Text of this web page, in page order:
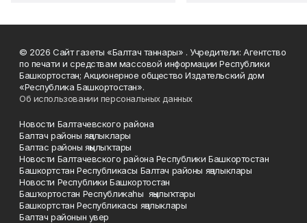
© 2026 Сайт газеты «Балтач таннары» . Учредители: Агентство
по печати и средствам массовой информации Республики
Башкортостан; Акционерное общество Издательский дом
«Республика Башкортостан».
Об использовании персональных данных
Новости Балтачевского района
Балтач районы яңалыклары
Балтас районы яңылыҡтары
Новости Балтачевского района Республики Башкортостан
Башкортстан Республикасы Балтач районы яңалыклары
Новости Республики Башкортостан
Башҡортостан Республикаһы яңылыҡтары
Башкортстан Республикасы яңалыклары
Балтач районын увер